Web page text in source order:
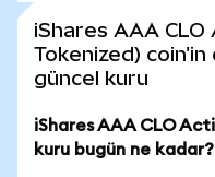
iShares AAA CLO
Tokenized)
güncel kuru
iShares AAA CLO
kuru bugün ne kadar?